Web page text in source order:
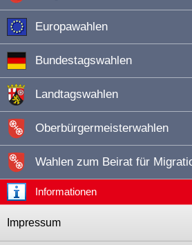
Europawahlen
Bundestagswahlen
Landtagswahlen
Oberbürgermeisterwahlen
Wahlen zum Beirat für
Informationen
Impressum